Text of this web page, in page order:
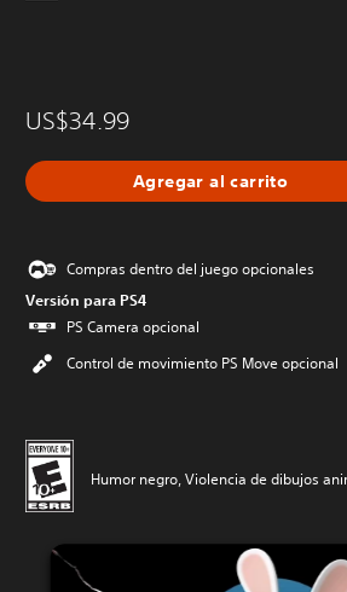
US$34.99
Agregar al carrito
Compras dentro del juego opcionales
Versión para PS4
PS Camera opcional
Control de movimiento PS Move opcional
Humor negro, Violencia de dibujos